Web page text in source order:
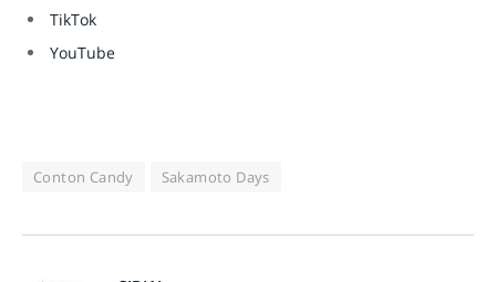
TikTok
YouTube
Conton Candy Sakamoto Days